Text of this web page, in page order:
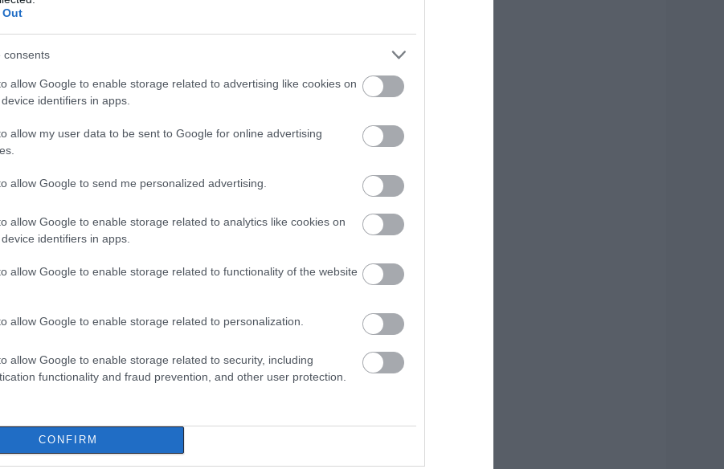
consents
allow Google to enable storage related to advertising like cookies on
identifiers in apps.
allow my user data to be sent to Google for online advertising
allow Google to send me personalized advertising.
allow Google to enable storage related to analytics like cookies on
identifiers in apps.
allow Google to enable storage related to functionality of the website
allow Google to enable storage related to personalization.
allow Google to enable storage related to security, including
functionality and fraud prevention, and other user protection.
CONFIRM
σήμερα στην Εύβοια
η θερμοκρασία στην Εύβοια
στον 37χρονο που έχασε τη ζωή του σε
– Παραμένουν ισχυρές δυνάμεις της
06.08.2026 | 20:40
τηγανίζουμε ψάρια
του Σωτήρος – Πως
μαγείρεμα
06.08.2026 | 20:20
Θρήνος στην Εύβοια:
Έφυγε από τη ζωή ο
τροχαίο με
αγριογούρουνο